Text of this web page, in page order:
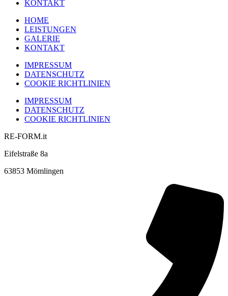
KONTAKT
HOME
LEISTUNGEN
GALERIE
KONTAKT
IMPRESSUM
DATENSCHUTZ
COOKIE RICHTLINIEN
IMPRESSUM
DATENSCHUTZ
COOKIE RICHTLINIEN
RE-FORM.it
Eifelstraße 8a
63853 Mömlingen